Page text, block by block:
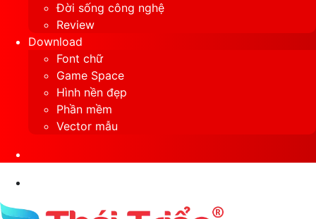
Đời sống công nghệ
Review
Download
Font chữ
Game Space
Hình nền đẹp
Phần mềm
Vector mẫu